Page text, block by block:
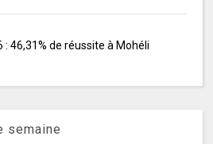
: 46,31% de réussite à Mohéli
semaine